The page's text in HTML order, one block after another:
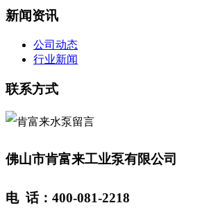
新闻资讯
公司动态
行业新闻
联系方式
佛山市肯富来工业泵有限公司
电 话：400-081-2218